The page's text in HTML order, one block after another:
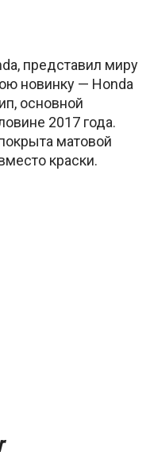
представил миру
новинку — Honda
основной
2017 года.
матовой
краски.